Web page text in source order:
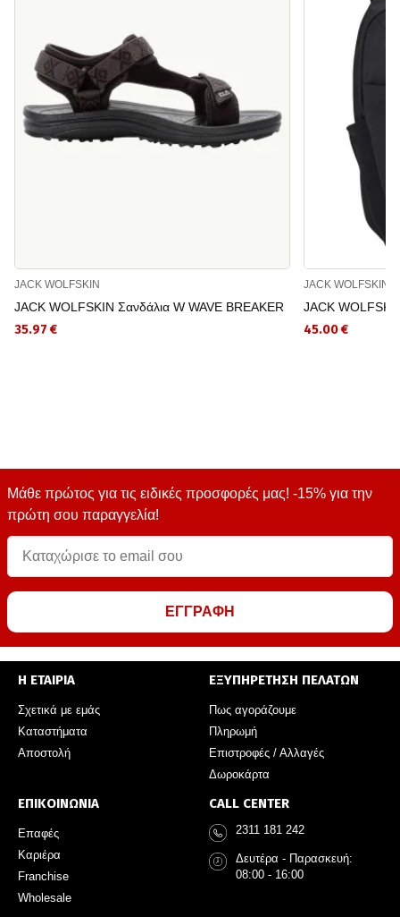
JACK WOLFSKIN
JACK WOLFSKIN Σανδάλια W WAVE BREAKER
35.97 €
JACK WOLFSKIN
JACK
45.00 €
Μάθε πρώτος για τις ειδικές προσφορές μας! -15% για την
πρώτη σου παραγγελία!
ΕΓΓΡΑΦΗ
Η ΕΤΑΙΡΙΑ
Σχετικά με εμάς
Καταστήματα
Αποστολή
ΕΞΥΠΗΡΕΤΗΣΗ ΠΕΛΑΤΩΝ
Πως αγοράζουμε
Πληρωμή
Επιστροφές / Αλλαγές
Δωροκάρτα
ΕΠΙΚΟΙΝΩΝΙΑ
Επαφές
Καριέρα
Franchise
Wholesale
CALL CENTER
2311 181 242
Δευτέρα - Παρασκευή:
08:00 - 16:00